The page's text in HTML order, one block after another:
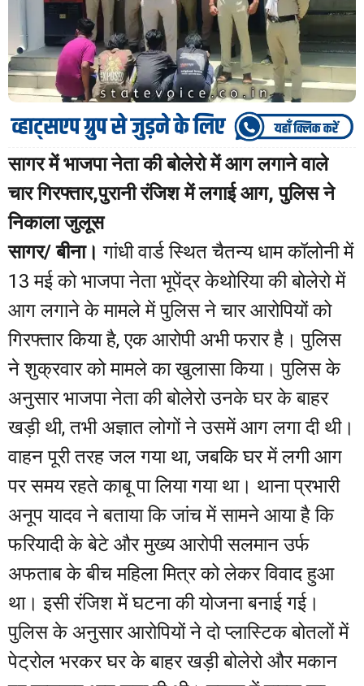
सागर में भाजपा नेता की बोलेरो में आग लगाने वाले
चार गिरफ्तार,पुरानी रंजिश में लगाई आग, पुलिस ने
निकाला जुलूस
सागर/ बीना। गांधी वार्ड स्थित चैतन्य धाम कॉलोनी में
13 मई को भाजपा नेता भूपेंद्र केथोरिया की बोलेरो में
आग लगाने के मामले में पुलिस ने चार आरोपियों को
गिरफ्तार किया है, एक आरोपी अभी फरार है। पुलिस
ने शुक्रवार को मामले का खुलासा किया। पुलिस के
अनुसार भाजपा नेता की बोलेरो उनके घर के बाहर
खड़ी थी, तभी अज्ञात लोगों ने उसमें आग लगा दी थी।
वाहन पूरी तरह जल गया था, जबकि घर में लगी आग
पर समय रहते काबू पा लिया गया था। थाना प्रभारी
अनूप यादव ने बताया कि जांच में सामने आया है कि
फरियादी के बेटे और मुख्य आरोपी सलमान उर्फ
अफताब के बीच महिला मित्र को लेकर विवाद हुआ
था। इसी रंजिश में घटना की योजना बनाई गई।
पुलिस के अनुसार आरोपियों ने दो प्लास्टिक बोतलों में
पेट्रोल भरकर घर के बाहर खड़ी बोलेरो और मकान